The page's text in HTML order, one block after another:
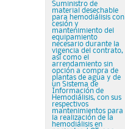
Suministro de
material desechable
para hemodiálisis con
cesión y
mantenimiento del
equipamiento
necesario durante la
vigencia del contrato,
así como el
arrendamiento sin
opción a compra de
plantas de agua y de
un Sistema de
Información de
Hemodiálisis, con sus
respectivos
mantenimientos para
la realización de la
hemodiálisis en